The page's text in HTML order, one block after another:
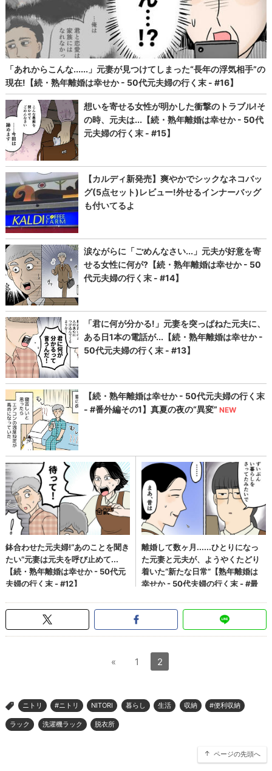
« 1 2
> ニトリ #ニトリ NITORI 暮らし 生活 収納 #便利収納
ラック 洗濯機ラック 脱衣所
ページの先頭へ